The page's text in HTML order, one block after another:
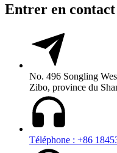
Entrer en contact
No. 496 Songling
Zibo, province du
Téléphone : +86